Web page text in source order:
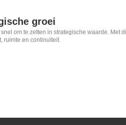
groei
om te zetten in strategische waarde. Met
ruimte en continuïteit.